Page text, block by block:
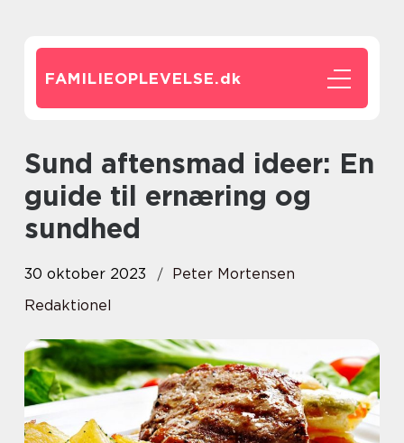
FAMILIEOPLEVELSE.dk
Sund aftensmad ideer: En
guide til ernæring og
sundhed
30 oktober 2023
Peter Mortensen
Redaktionel